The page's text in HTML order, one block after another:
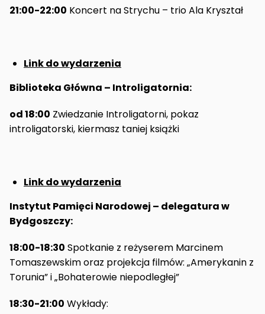
21:00-22:00 Koncert na Strychu – trio Ala Kryształ
Link do wydarzenia
Biblioteka Główna – Introligatornia:
od 18:00 Zwiedzanie Introligatorni, pokaz
introligatorski, kiermasz taniej książki
Link do wydarzenia
Instytut Pamięci Narodowej – delegatura w
Bydgoszczy:
18:00-18:30 Spotkanie z reżyserem Marcinem
Tomaszewskim oraz projekcja filmów: „Amerykanin z
Torunia” i „Bohaterowie niepodległej”
18:30-21:00 Wykłady: